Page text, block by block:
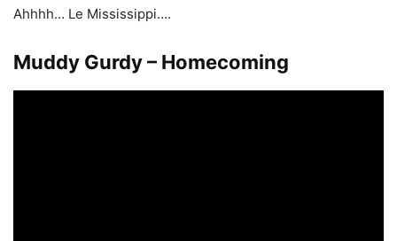
Ahhhh… Le Mississippi….
Muddy Gurdy – Homecoming